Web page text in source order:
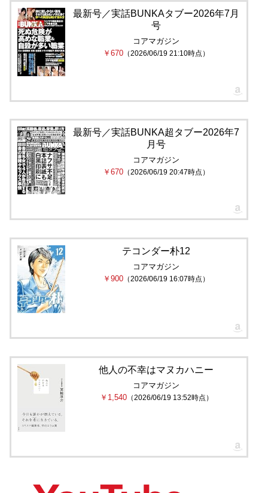
最新号／実話BUNKAタブー2026年7月
号
コアマガジン
￥670 （2026/06/19 21:10時点）
最新号／実話BUNKA超タブー2026年7
月号
コアマガジン
￥670 （2026/06/19 20:47時点）
テコンダー朴12
コアマガジン
￥900 （2026/06/19 16:07時点）
他人の不幸はマヌカハニー
コアマガジン
￥1,540（2026/06/19 13:52時点）